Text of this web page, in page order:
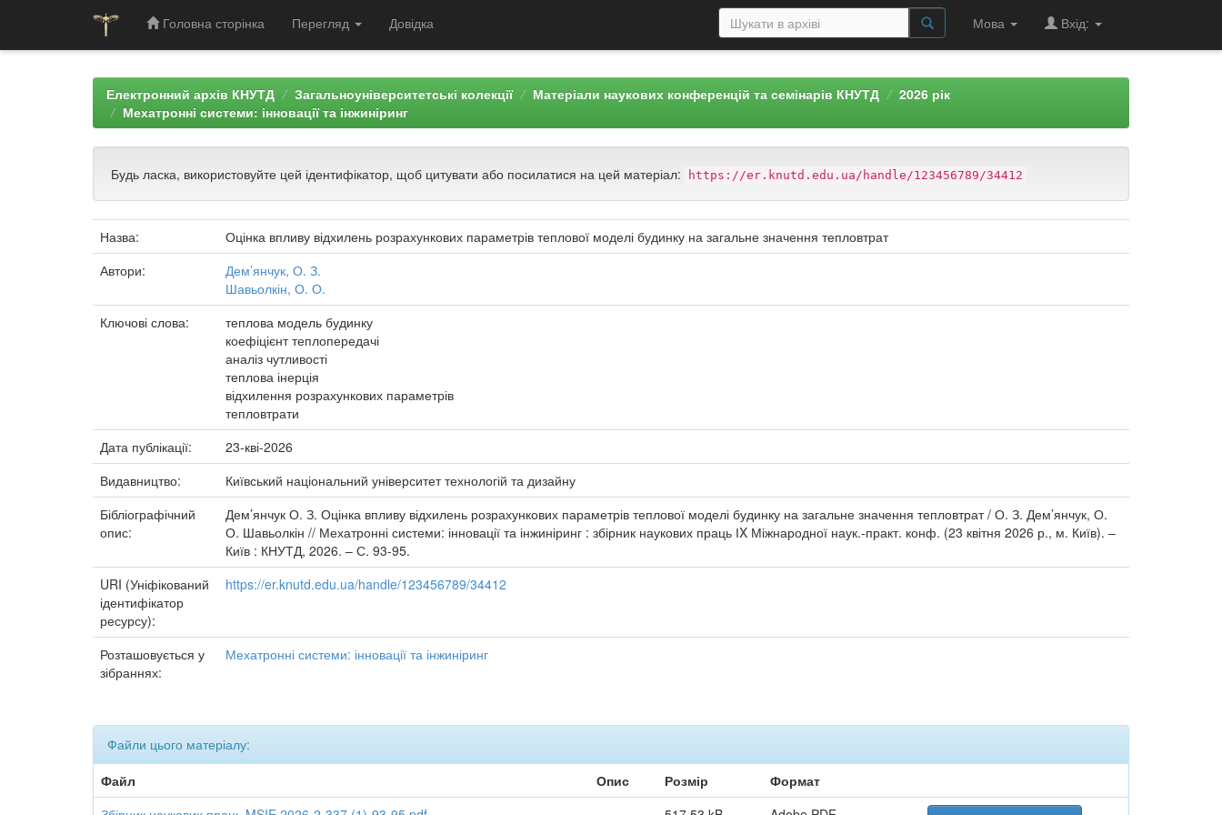
Головна сторінка Перегляд Довідка Мова Вхід:
Електронний архів КНУТД Загальноуніверситетські колекції Матеріали наукових конференцій та семінарів КНУТД
2026 рік
Мехатронні системи: інновації та інжиніринг
Будь ласка, використовуйте цей ідентифікатор, щоб цитувати або посилатися на цей матеріал: https://er.knutd.edu.ua/handle/123456789/34412
Назва:
Оцінка впливу відхилень розрахункових параметрів теплової моделі будинку на загальне значення тепловтрат
Автори:
Дем’янчук, О. З.
Шавьолкін, О. О.
Ключові слова:
теплова модель будинку
коефіцієнт теплопередачі
аналіз чутливості
теплова інерція
відхилення розрахункових параметрів
тепловтрати
Дата публікації:
23-кві-2026
Видавництво:
Київський національний університет технологій та дизайну
Бібліографічний
опис:
Дем’янчук О. З. Оцінка впливу відхилень розрахункових параметрів теплової моделі будинку на загальне значення тепловтрат / О. З. Дем’янчук, О.
О. Шавьолкін // Мехатронні системи: інновації та інжиніринг : збірник наукових праць ІX Міжнародної наук.-практ. конф. (23 квітня 2026 р., м. Київ). –
Київ : КНУТД, 2026. – С. 93-95.
URI (Уніфікований
ідентифікатор
ресурсу):
https://er.knutd.edu.ua/handle/123456789/34412
Розташовується у
зібраннях:
Мехатронні системи: інновації та інжиніринг
Файли цього матеріалу:
Файл
Опис Розмір
Формат